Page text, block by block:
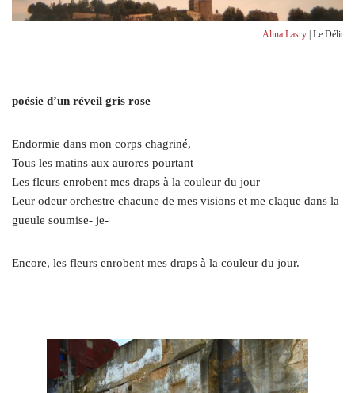
Alina Lasry | Le Délit
poésie d’un réveil gris rose
Endormie dans mon corps chagriné,
Tous les matins aux aurores pourtant
Les fleurs enrobent mes draps à la couleur du jour
Leur odeur orchestre chacune de mes visions et me claque dans la
gueule soumise- je-
Encore, les fleurs enrobent mes draps à la couleur du jour.